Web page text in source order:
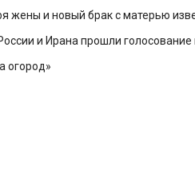
жены и новый брак с матерью
и Ирана прошли
огород»